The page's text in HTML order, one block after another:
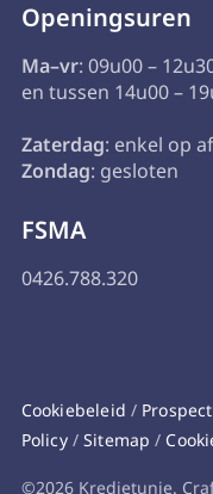
Openingsuren
Ma–vr: 09u00 –
en tussen 14u00 –
Zaterdag: enkel op
Zondag: gesloten
FSMA
0426.788.320
©2026 Kredietunie.
Cookiebeleid /
Policy / Sitemap /